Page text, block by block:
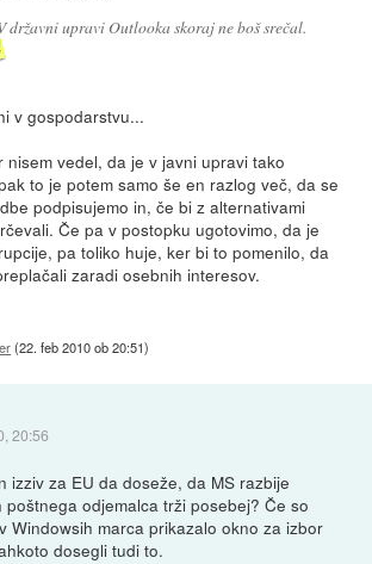
državni upravi Outlooka skoraj ne boš srečal.
v gospodarstvu...
nisem vedel, da je v javni upravi tako
to je potem samo še en razlog več, da se
podpisujemo in, če bi z alternativami
Če pa v postopku ugotovimo, da je
pa toliko huje, ker bi to pomenilo, da
zaradi osebnih interesov.
(22. feb 2010 ob 20:51)
20:56
izziv za EU da doseže, da MS razbije
odjemalca trži posebej? Če so
Windowsih marca prikazalo okno za izbor
dosegli tudi to.